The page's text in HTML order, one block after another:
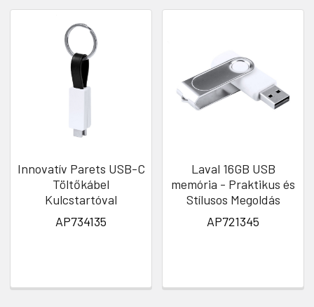
Innovatív Parets USB-C
Töltőkábel
Kulcstartóval
AP734135
Laval 16GB USB
memória - Praktikus és
Stílusos Megoldás
AP721345